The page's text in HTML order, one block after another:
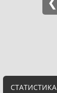
СТАТИСТИКА